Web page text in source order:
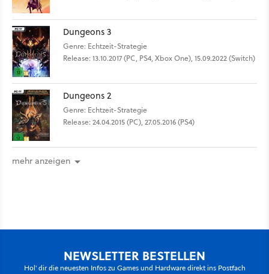
Dungeons 3
Genre: Echtzeit-Strategie
Release: 13.10.2017 (PC, PS4, Xbox One), 15.09.2022 (Switch)
Dungeons 2
Genre: Echtzeit-Strategie
Release: 24.04.2015 (PC), 27.05.2016 (PS4)
mehr anzeigen
NEWSLETTER BESTELLEN
Hol' dir die neuesten Infos zu Games und Hardware direkt ins Postfach